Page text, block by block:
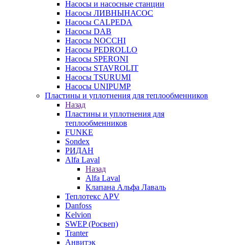
Насосы и насосные станции
Насосы ЛИВНЫНАСОС
Насосы CALPEDA
Насосы DAB
Насосы NOCCHI
Насосы PEDROLLO
Насосы SPERONI
Насосы STAVROLIT
Насосы TSURUMI
Насосы UNIPUMP
Пластины и уплотнения для теплообменников
Назад
Пластины и уплотнения для
теплообменников
FUNKE
Sondex
РИДАН
Alfa Laval
Назад
Alfa Laval
Клапана Альфа Лаваль
Теплотекс APV
Danfoss
Kelvion
SWEP (Росвеп)
Tranter
Анвитэк